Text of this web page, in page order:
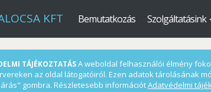
KFT Bemutatkozás Szolgáltatásink
TÁJÉKOZTATÁSA weboldal felhasználói élmény
az oldal látogatóiról. Ezen adatok tárolásának
gombra. Részletesebb információtAdatvédelmi